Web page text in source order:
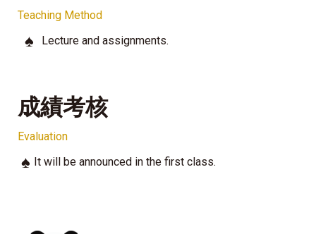
Teaching Method
♠ Lecture and assignments.
成績考核
Evaluation
♠ It will be announced in the first class.